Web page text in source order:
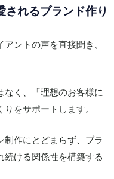
されるブランド作り
ントの声を直接聞き、
なく、「理想のお客様に
をサポートします。
制作にとどまらず、ブラ
続ける関係性を構築する